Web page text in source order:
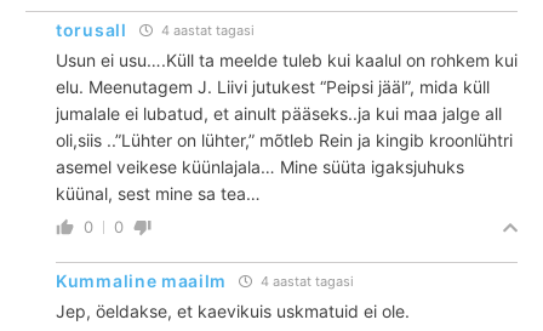
torusall 4 aastat tagasi
Usun ei usu….Küll ta meelde tuleb kui kaalul on rohkem kui
elu. Meenutagem J. Liivi jutukest “Peipsi jääl”, mida küll
jumalale ei lubatud, et ainult pääseks..ja kui maa jalge all
oli,siis ..”Lühter on lühter,” mõtleb Rein ja kingib kroonlühtri
asemel veikese küünlajala… Mine süüta igaksjuhuks
küünal, sest mine sa tea…
0 0
Kummaline maailm 4 aastat tagasi
Jep, öeldakse, et kaevikuis uskmatuid ei ole.